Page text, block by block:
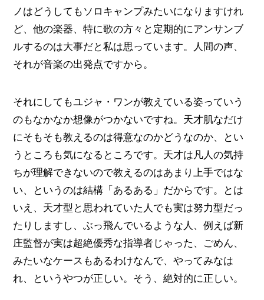
ノはどうしてもソロキャンプみたいになりますけれ
ど、他の楽器、特に歌の方々と定期的にアンサンブ
ルするのは大事だと私は思っています。人間の声、
それが音楽の出発点ですから。
それにしてもユジャ・ワンが教えている姿っていう
のもなかなか想像がつかないですね。天才肌なだけ
にそもそも教えるのは得意なのかどうなのか、とい
うところも気になるところです。天才は凡人の気持
ちが理解できないので教えるのはあまり上手ではな
い、というのは結構「あるある」だからです。とは
いえ、天才型と思われていた人でも実は努力型だっ
たりしますし、ぶっ飛んでいるような人、例えば新
庄監督が実は超絶優秀な指導者じゃった、ごめん、
みたいなケースもあるわけなんで、やってみなは
れ、というやつが正しい。そう、絶対的に正しい。